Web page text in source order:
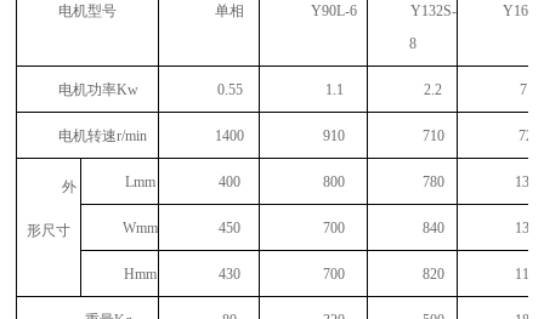
电机型号 单相 Y90L-6
Y132S-
8
电机功率Kw 0.55 1.1 2.2 7.5
电机转速r/min 1400 910 710 720
外
形尺寸
Lmm 400 800 780 1330
Wmm 450 700 840 1300
Hmm 430 700 820 1120